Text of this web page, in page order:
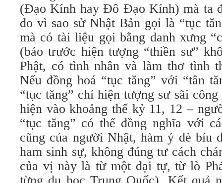
(Đạo Kính hay Đô Đạo Kính) mà ta
do vì sao sử Nhật Bản gọi là “tục
mà có tài liệu gọi bằng danh xưng
(báo trước hiện tượng “thiền sư”
Phật, có tình nhân và làm thơ tình
Nếu đồng hoá “tục tăng” với “tân
“tục tăng” chỉ hiện tượng sư sãi
hiện vào khoảng thế kỷ 11, 12 –
“tục tăng” có thể đồng nghĩa với
cũng của người Nhật, hàm ý dè bỉu
ham sinh sự, không đúng tư cách
của vị này là từ một đại tự, từ lò